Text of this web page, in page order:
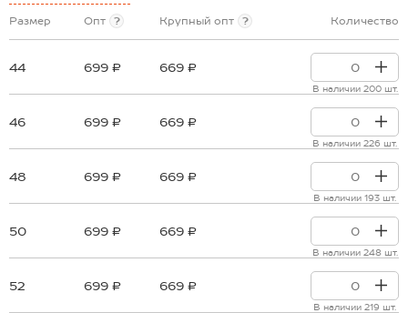
Размер Опт ? Крупный опт ? Количество
44 699 ₽ 669 ₽
В наличии 200 шт.
46 699 ₽ 669 ₽
В наличии 226 шт.
48 699 ₽ 669 ₽
В наличии 193 шт.
50 699 ₽ 669 ₽
В наличии 248 шт.
52 699 ₽ 669 ₽
В наличии 219 шт.